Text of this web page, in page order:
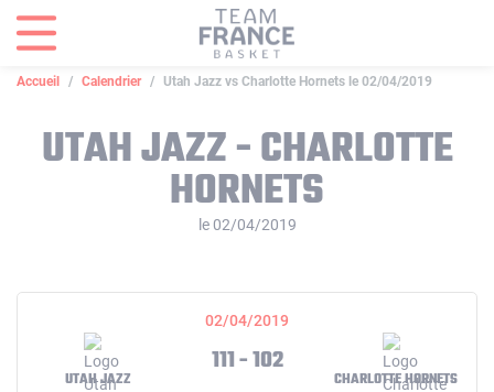
Accueil Calendrier Utah Jazz vs Charlotte Hornets le 02/04/2019
UTAH JAZZ - CHARLOTTE
HORNETS
le 02/04/2019
02/04/2019
UTAH JAZZ
111 - 102
CHARLOTTE HORNETS
Panneau de gestion des cookies